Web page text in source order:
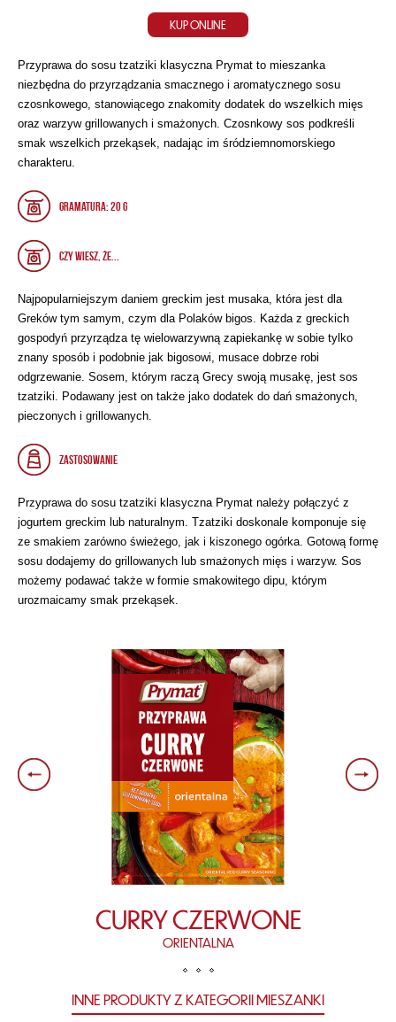
KUP ONLINE
Przyprawa do sosu tzatziki klasyczna Prymat to mieszanka
niezbędna do przyrządzania smacznego i aromatycznego sosu
czosnkowego, stanowiącego znakomity dodatek do wszelkich mięs
oraz warzyw grillowanych i smażonych. Czosnkowy sos podkreśli
smak wszelkich przekąsek, nadając im śródziemnomorskiego
charakteru.
Gramatura: 20 g
CZY WIESZ, ŻE...
Najpopularniejszym daniem greckim jest musaka, która jest dla
Greków tym samym, czym dla Polaków bigos. Każda z greckich
gospodyń przyrządza tę wielowarzywną zapiekankę w sobie tylko
znany sposób i podobnie jak bigosowi, musace dobrze robi
odgrzewanie. Sosem, którym raczą Grecy swoją musakę, jest sos
tzatziki. Podawany jest on także jako dodatek do dań smażonych,
pieczonych i grillowanych.
ZASTOSOWANIE
Przyprawa do sosu tzatziki klasyczna Prymat należy połączyć z
jogurtem greckim lub naturalnym. Tzatziki doskonale komponuje się
ze smakiem zarówno świeżego, jak i kiszonego ogórka. Gotową formę
sosu dodajemy do grillowanych lub smażonych mięs i warzyw. Sos
możemy podawać także w formie smakowitego dipu, którym
urozmaicamy smak przekąsek.
CURRY CZERWONE
ORIENTALNA
INNE PRODUKTY Z KATEGORII MIESZANKI